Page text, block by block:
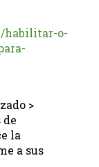
habilitar-o-
>
la
a sus